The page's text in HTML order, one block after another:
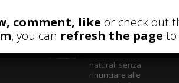
Parete Respira
ecologica: come
costruire con materiali
naturali senza
rinunciare alle
comment, like or check out
, you can refresh the page to